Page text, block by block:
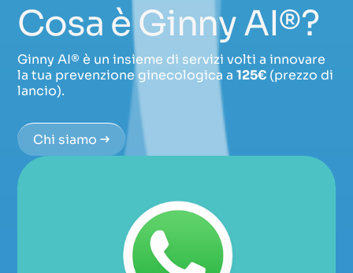
Cosa è Ginny AI®?
Ginny AI® è un insieme di servizi volti a innovare
la tua prevenzione ginecologica a125€ (prezzo di
lancio).
Chi siamo
Chi siamo